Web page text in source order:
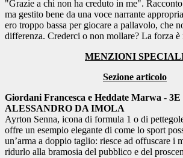
"Grazie a chi non ha creduto in me".
ma gestito bene da una voce narrante
ero troppo bassa per giocare a pallavolo, che
differenza. Crederci o non mollare? La forza è
MENZIONI
Sezione articolo
Giordani Francesca e Heddate Marwa -
ALESSANDRO DA IMOLA
Ayrton Senna, icona di formula 1 o di
offre un esempio elegante di come lo sport
un’arma a doppio taglio: riesce ad offuscare i
ridurlo alla bramosia del pubblico e del